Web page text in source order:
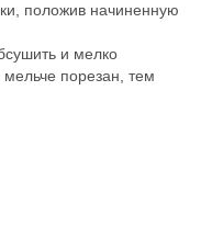
положив начиненную
и мелко
порезан, тем